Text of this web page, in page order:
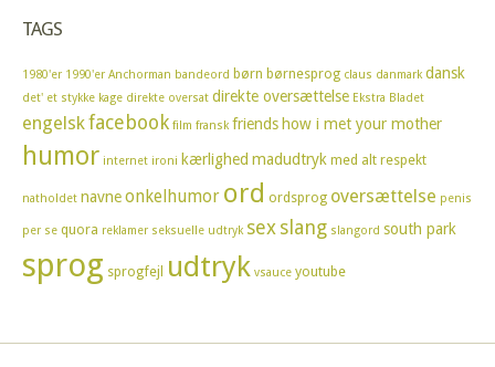
TAGS
1980'er 1990'er Anchorman bandeord børn børnesprog claus danmark dansk
det' et stykke kage direkte oversat direkte oversættelse Ekstra Bladet
engelskfacebook film fransk friends how i met your mother
humor internet ironi kærlighed madudtryk med alt respekt
natholdet navneonkelhumor ord ordsprog oversættelse penis
per se quora reklamer seksuelle udtryk sexslang slangord south park
sprog sprogfejl udtryk vsauce youtube